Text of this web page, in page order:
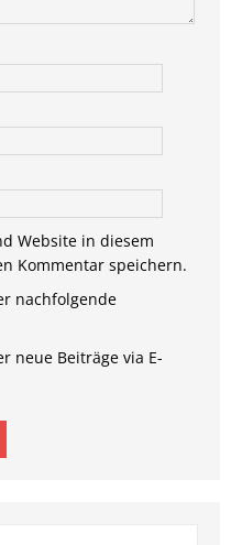
Website in diesem
Kommentar speichern.
nachfolgende
neue Beiträge via E-